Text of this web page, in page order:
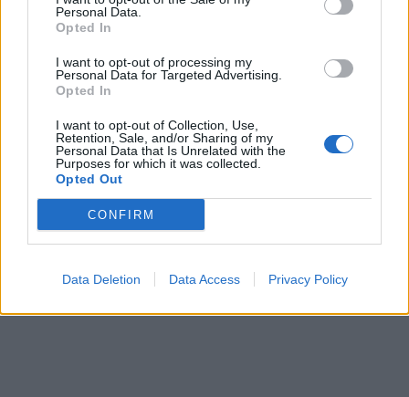
Personal Data.
Opted In
I want to opt-out of processing my
Personal Data for Targeted Advertising.
Opted In
I want to opt-out of Collection, Use,
Retention, Sale, and/or Sharing of my
Personal Data that Is Unrelated with the
Purposes for which it was collected.
Opted Out
CONFIRM
Data Deletion Data Access Privacy Policy
κτηνοτρόφους για ευλογιά, πανώλη και αφθώδη
πυρετό
Στ. Παπασταύρου: Άμεσα αντιδιαβρωτικά έργα στη
Δυτική Αττική
06/08/2026 - 15:17 ΠΟΛΙΤΙΚΗ
Συνάλλαγμα: Το ευρώ υποχωρεί κατά 0,11%, στα
1,1541 δολάρια
06/08/2026 - 14:59 ΟΙΚΟΝΟΜΙΑ